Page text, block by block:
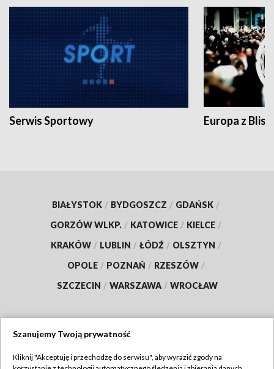
Serwis Sportowy Europa z
BIAŁYSTOK / BYDGOSZCZ / GDAŃSK /
GORZÓW WLKP. / KATOWICE / KIELCE /
KRAKÓW / LUBLIN / ŁÓDŹ / OLSZTYN /
OPOLE / POZNAŃ / RZESZÓW /
SZCZECIN / WARSZAWA / WROCŁAW
Szanujemy Twoją prywatność
Kliknij "Akceptuję i przechodzę do serwisu", aby wyrazić zgody na